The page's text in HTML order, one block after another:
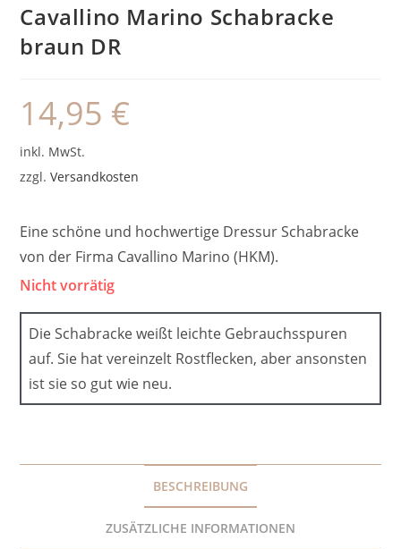
Cavallino Marino Schabracke
braun DR
14,95 €
inkl. MwSt.
zzgl.Versandkosten
Eine schöne und hochwertige Dressur Schabracke
von der Firma Cavallino Marino (HKM).
Nicht vorrätig
Die Schabracke weißt leichte Gebrauchsspuren
auf. Sie hat vereinzelt Rostflecken, aber ansonsten
ist sie so gut wie neu.
BESCHREIBUNG
ZUSÄTZLICHE INFORMATIONEN